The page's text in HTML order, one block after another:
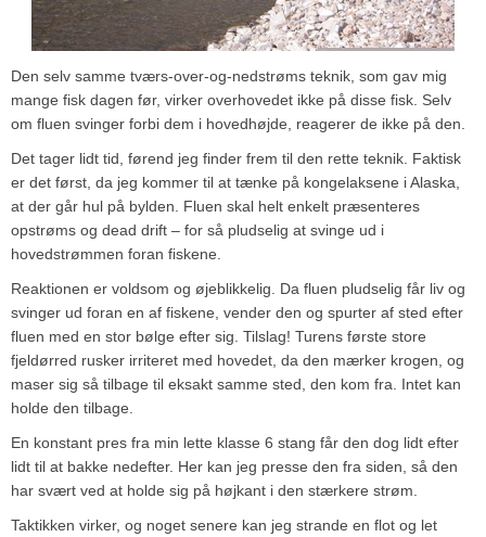
Den selv samme tværs-over-og-nedstrøms teknik, som gav mig
mange fisk dagen før, virker overhovedet ikke på disse fisk. Selv
om fluen svinger forbi dem i hovedhøjde, reagerer de ikke på den.
Det tager lidt tid, førend jeg finder frem til den rette teknik. Faktisk
er det først, da jeg kommer til at tænke på kongelaksene i Alaska,
at der går hul på bylden. Fluen skal helt enkelt præsenteres
opstrøms og dead drift – for så pludselig at svinge ud i
hovedstrømmen foran fiskene.
Reaktionen er voldsom og øjeblikkelig. Da fluen pludselig får liv og
svinger ud foran en af fiskene, vender den og spurter af sted efter
fluen med en stor bølge efter sig. Tilslag! Turens første store
fjeldørred rusker irriteret med hovedet, da den mærker krogen, og
maser sig så tilbage til eksakt samme sted, den kom fra. Intet kan
holde den tilbage.
En konstant pres fra min lette klasse 6 stang får den dog lidt efter
lidt til at bakke nedefter. Her kan jeg presse den fra siden, så den
har svært ved at holde sig på højkant i den stærkere strøm.
Taktikken virker, og noget senere kan jeg strande en flot og let